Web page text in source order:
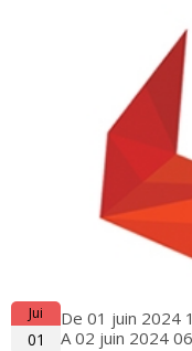
Jui
01
De 01 juin 2024
A 02 juin 2024